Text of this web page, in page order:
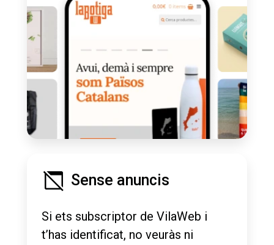
Sense anuncis
Si ets subscriptor de VilaWeb i
t’has identificat, no veuràs ni